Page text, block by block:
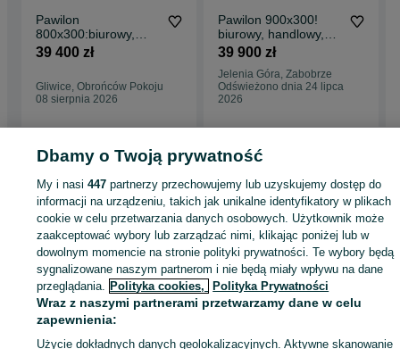
Pawilon
800x300:biurowy,
salon sprzedaży,
39 400 zł
Gliwice, Obrońców Pokoju
08 sierpnia 2026
Pawilon 900x300!
biurowy, handlowy,
usługowy, kawiarnia
39 900 zł
Jelenia Góra, Zabobrze
Odświeżono dnia 24 lipca
2026
Strona główna Nieruchomości Pozostałe nieruchomości
Sprzedaż
Sprzedaż - Dolnośląskie
Sprzedaż - Bielany Wrocławskie
KATEGORIA
ID:703411636 Wyświetlenia:
Zadzwoń / SMS Wyślij wiadomość
Dbamy o Twoją prywatność
My i nasi447 partnerzy przechowujemy lub uzyskujemy dostęp do
informacji na urządzeniu, takich jak unikalne identyfikatory w plikach
cookie w celu przetwarzania danych osobowych. Użytkownik może
zaakceptować wybory lub zarządzać nimi, klikając poniżej lub w
dowolnym momencie na stronie polityki prywatności. Te wybory będą
sygnalizowane naszym partnerom i nie będą miały wpływu na dane
przeglądania. Polityka cookies, Polityka Prywatności
Wraz z naszymi partnerami przetwarzamy dane w celu
zapewnienia:
Użycie dokładnych danych geolokalizacyjnych. Aktywne skanowanie